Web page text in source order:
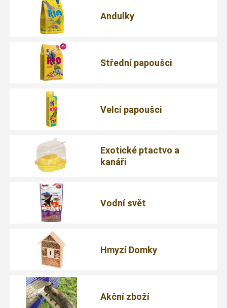
Andulky
Střední papoušci
Velcí papoušci
Exotické ptactvo a
kanáři
Vodní svět
Hmyzí Domky
Akční zboží